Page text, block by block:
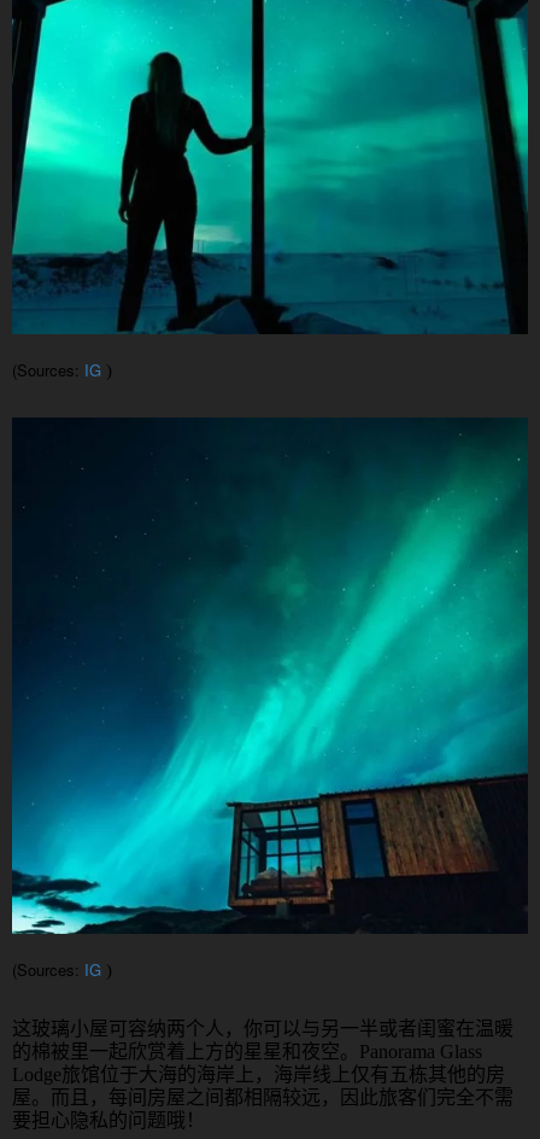
(Sources: IG )
(Sources: IG )
这玻璃小屋可容纳两个人，你可以与另一半或者闺蜜在温暖
的棉被里一起欣赏着上方的星星和夜空。 Panorama Glass
Lodge旅馆位于大海的海岸上，海岸线上仅有五栋其他的房
屋。而且，每间房屋之间都相隔较远，因此旅客们完全不需
要担心隐私的问题哦！